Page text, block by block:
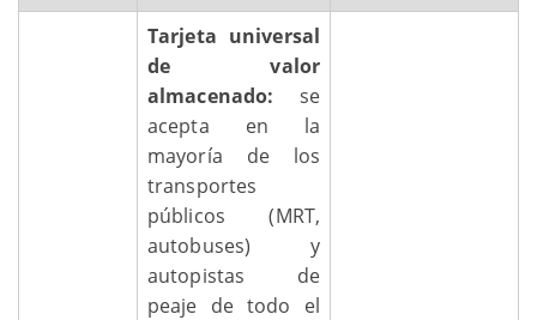
Tarjeta universal
de valor
almacenado: se
acepta en la
mayoría de los
transportes
públicos (MRT,
autobuses) y
autopistas de
peaje de todo el